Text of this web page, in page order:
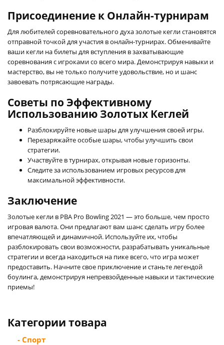
Присоединение к Онлайн-турнирам
Для любителей соревновательного духа золотые кегли становятся
отправной точкой для участия в онлайн-турнирах. Обменивайте
ваши кегли на билеты для вступления в захватывающие
соревнования с игроками со всего мира. Демонстрируя навыки и
мастерство, вы не только получите удовольствие, но и шанс
завоевать потрясающие награды.
Советы по Эффективному
Использованию Золотых Кеглей
Разблокируйте новые шары для улучшения своей игры.
Перезаряжайте особые шары, чтобы улучшить свои
стратегии.
Участвуйте в турнирах, открывая новые горизонты.
Следите за использованием игровых ресурсов для
максимальной эффективности.
Заключение
Золотые кегли в PBA Pro Bowling 2021 — это больше, чем просто
игровая валюта. Они предлагают вам шанс сделать игру более
впечатляющей и динамичной. Используйте их, чтобы
разблокировать свои возможности, разрабатывать уникальные
стратегии и всегда находиться на пике всего, что игра может
предоставить. Начните свое приключение и станьте легендой
боулинга, демонстрируя непревзойденные навыки и тактические
приемы!
Категории товара
- Спорт